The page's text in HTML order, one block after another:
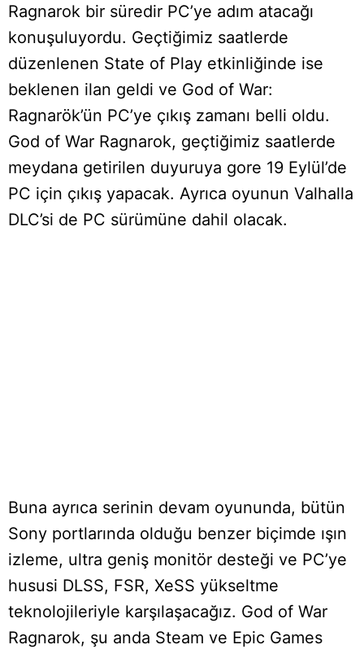
Ragnarok bir süredir PC’ye adım atacağı
konuşuluyordu. Geçtiğimiz saatlerde
düzenlenen State of Play etkinliğinde ise
beklenen ilan geldi ve God of War:
Ragnarök’ün PC’ye çıkış zamanı belli oldu.
God of War Ragnarok, geçtiğimiz saatlerde
meydana getirilen duyuruya gore 19 Eylül’de
PC için çıkış yapacak. Ayrıca oyunun Valhalla
DLC’si de PC sürümüne dahil olacak.
Buna ayrıca serinin devam oyununda, bütün
Sony portlarında olduğu benzer biçimde ışın
izleme, ultra geniş monitör desteği ve PC’ye
hususi DLSS, FSR, XeSS yükseltme
teknolojileriyle karşılaşacağız. God of War
Ragnarok, şu anda Steam ve Epic Games